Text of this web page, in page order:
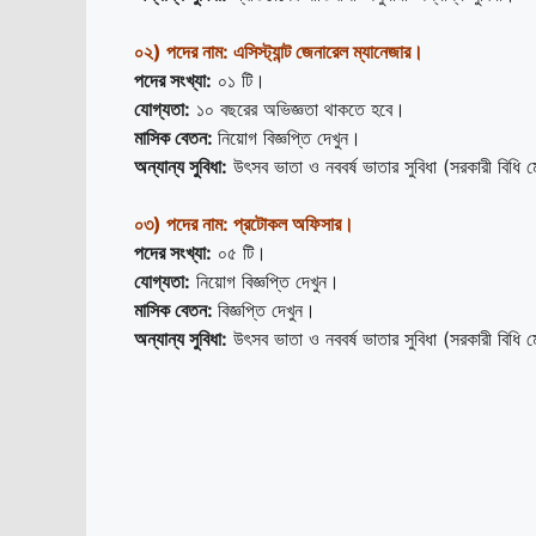
০২) পদের নাম: এসিস্ট্যান্ট জেনারেল ম্যানেজার।
পদের সংখ্যা: ০১ টি।
যোগ্যতা: ১০ বছরের অভিজ্ঞতা থাকতে হবে।
মাসিক বেতন: নিয়োগ বিজ্ঞপ্তি দেখুন।
অন্যান্য সুবিধা: উৎসব ভাতা ও নববর্ষ ভাতার সুবিধা (সরকারী বিধি
০৩) পদের নাম: প্রটোকল অফিসার।
পদের সংখ্যা: ০৫ টি।
যোগ্যতা: নিয়োগ বিজ্ঞপ্তি দেখুন।
মাসিক বেতন: বিজ্ঞপ্তি দেখুন।
অন্যান্য সুবিধা: উৎসব ভাতা ও নববর্ষ ভাতার সুবিধা (সরকারী বিধি